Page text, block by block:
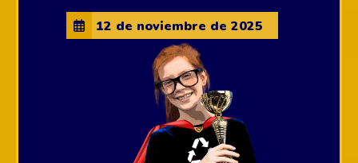
12 de noviembre de 2025